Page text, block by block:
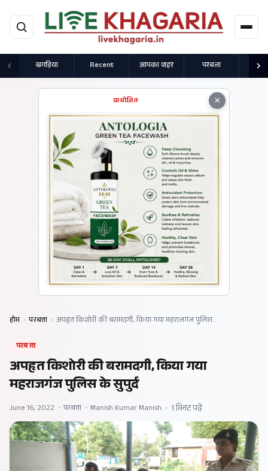
मुख्य सामग्री पर जाएं
खगड़िया Recent आपका शहर परबत्ता
×
प्रायोजित
होम › परबत्ता › अपहृत किशोरी की बरामदगी, किया गया महराजगंज पुलिस…
परबत्ता
अपहृत किशोरी की बरामदगी, किया गया
महराजगंज पुलिस के सुपुर्द
June 16, 2022 • परबत्ता • Manish Kumar Manish • 1 मिनट पढ़ें